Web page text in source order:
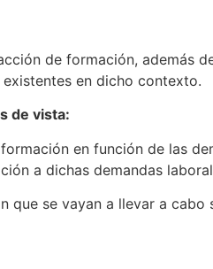
de formación, además
en dicho contexto.
de vista:
en función de las
a dichas demandas
se vayan a llevar a cabo